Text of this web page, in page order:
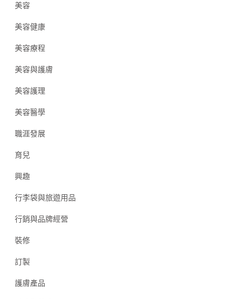
美容
美容健康
美容療程
美容與護膚
美容護理
美容醫學
職涯發展
育兒
興趣
行李袋與旅遊用品
行銷與品牌經營
裝修
訂製
護膚產品